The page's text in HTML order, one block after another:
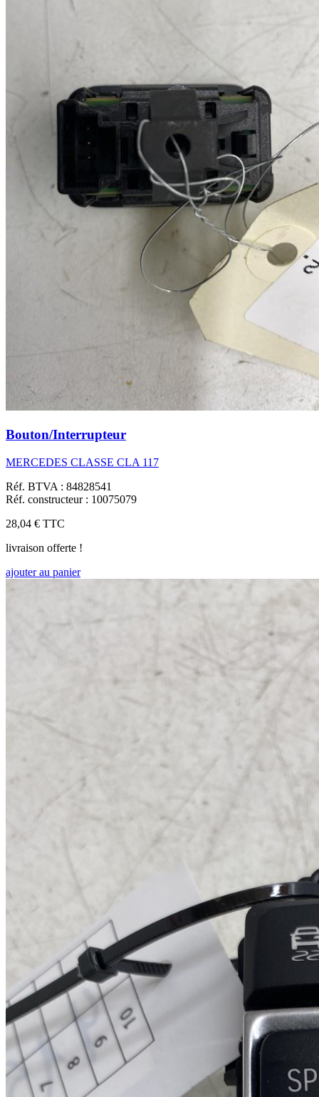
Bouton/Interrupteur
MERCEDES CLASSE CLA 117
Réf. BTVA : 84828541
Réf. constructeur : 10075079
28,04 € TTC
livraison offerte !
ajouter au panier